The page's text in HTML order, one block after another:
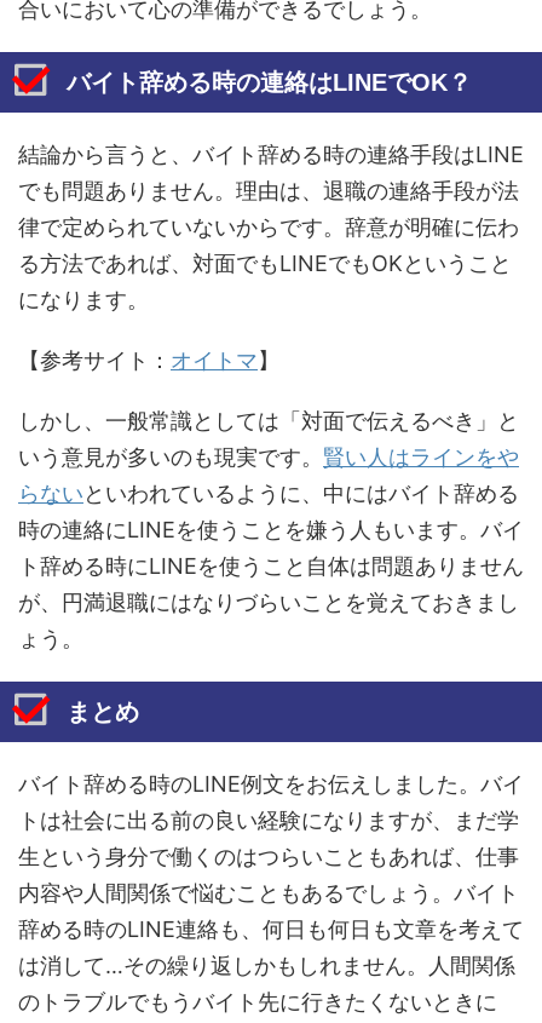
合いにおいて心の準備ができるでしょう。
バイト辞める時の連絡はLINEでOK？
結論から言うと、バイト辞める時の連絡手段はLINE
でも問題ありません。理由は、退職の連絡手段が法
律で定められていないからです。辞意が明確に伝わ
る方法であれば、対面でもLINEでもOKということ
になります。
【参考サイト： オイトマ】
しかし、一般常識としては「対面で伝えるべき」と
いう意見が多いのも現実です。 賢い人はラインをや
らないといわれているように、中にはバイト辞める
時の連絡にLINEを使うことを嫌う人もいます。バイ
ト辞める時にLINEを使うこと自体は問題ありません
が、円満退職にはなりづらいことを覚えておきまし
ょう。
まとめ
バイト辞める時のLINE例文をお伝えしました。バイ
トは社会に出る前の良い経験になりますが、まだ学
生という身分で働くのはつらいこともあれば、仕事
内容や人間関係で悩むこともあるでしょう。バイト
辞める時のLINE連絡も、何日も何日も文章を考えて
は消して…その繰り返しかもしれません。人間関係
のトラブルでもうバイト先に行きたくないときに